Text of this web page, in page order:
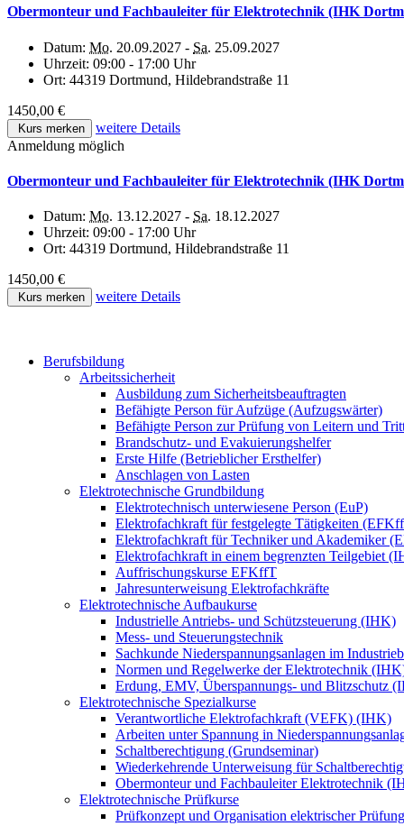
Obermonteur und Fachbauleiter für Elektrotechnik (IHK
Datum: Mo. 20.09.2027 - Sa. 25.09.2027
Uhrzeit: 09:00 - 17:00 Uhr
Ort: 44319 Dortmund, Hildebrandstraße 11
1450,00 €
Kurs merken
weitere Details
Anmeldung möglich
Obermonteur und Fachbauleiter für Elektrotechnik (IHK
Datum: Mo. 13.12.2027 - Sa. 18.12.2027
Uhrzeit: 09:00 - 17:00 Uhr
Ort: 44319 Dortmund, Hildebrandstraße 11
1450,00 €
Kurs merken weitere Details
Berufsbildung
Arbeitssicherheit
Ausbildung zum Sicherheitsbeauftragten
Befähigte Person für Aufzüge (Aufzugswärter)
Befähigte Person zur Prüfung von Leitern und
Brandschutz- und Evakuierungshelfer
Erste Hilfe (Betrieblicher Ersthelfer)
Anschlagen von Lasten
Elektrotechnische Grundbildung
Elektrotechnisch unterwiesene Person (EuP)
Elektrofachkraft für festgelegte Tätigkeiten
Elektrofachkraft für Techniker und Akademiker
Elektrofachkraft in einem begrenzten Teilgebiet
Auffrischungskurse EFKffT
Jahresunterweisung Elektrofachkräfte
Elektrotechnische Aufbaukurse
Industrielle Antriebs- und Schützsteuerung (IHK)
Mess- und Steuerungstechnik
Sachkunde Niederspannungsanlagen im
Normen und Regelwerke der Elektrotechnik
Erdung, EMV, Überspannungs- und Blitzschutz
Elektrotechnische Spezialkurse
Verantwortliche Elektrofachkraft (VEFK) (IHK)
Arbeiten unter Spannung in
Schaltberechtigung (Grundseminar)
Wiederkehrende Unterweisung für
Obermonteur und Fachbauleiter Elektrotechnik
Elektrotechnische Prüfkurse
Prüfkonzept und Organisation elektrischer